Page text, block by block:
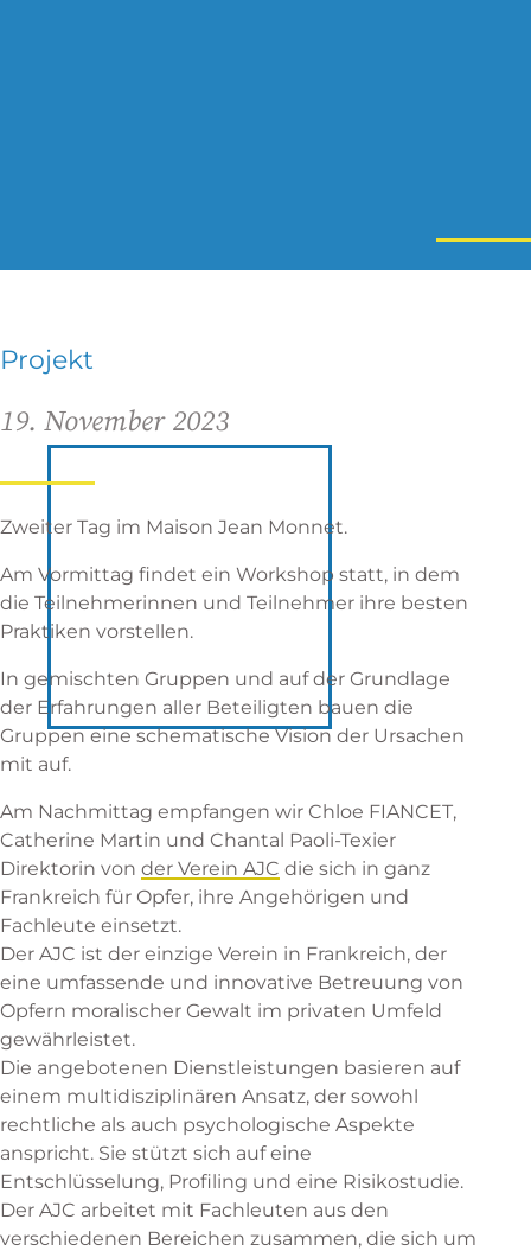
Projekt
19. November 2023
Zweiter Tag im Maison Jean Monnet.
Am Vormittag findet ein Workshop statt, in dem
die Teilnehmerinnen und Teilnehmer ihre besten
Praktiken vorstellen.
In gemischten Gruppen und auf der Grundlage
der Erfahrungen aller Beteiligten bauen die
Gruppen eine schematische Vision der Ursachen
mit auf.
Am Nachmittag empfangen wir Chloe FIANCET,
Catherine Martin und Chantal Paoli-Texier
Direktorin von der Verein AJC die sich in ganz
Frankreich für Opfer, ihre Angehörigen und
Fachleute einsetzt.
Der AJC ist der einzige Verein in Frankreich, der
eine umfassende und innovative Betreuung von
Opfern moralischer Gewalt im privaten Umfeld
gewährleistet.
Die angebotenen Dienstleistungen basieren auf
einem multidisziplinären Ansatz, der sowohl
rechtliche als auch psychologische Aspekte
anspricht. Sie stützt sich auf eine
Entschlüsselung, Profiling und eine Risikostudie.
Der AJC arbeitet mit Fachleuten aus den
verschiedenen Bereichen zusammen, die sich um